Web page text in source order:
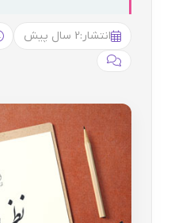
انتشار:2 سال پیش